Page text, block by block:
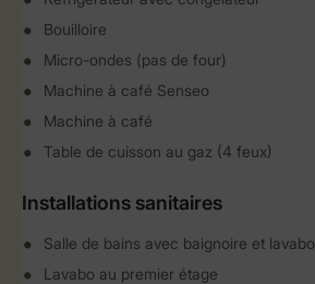
Bouilloire
Micro-ondes (pas de four)
Machine à café Senseo
Machine à café
Table de cuisson au gaz (4 feux)
Installations sanitaires
Salle de bains avec baignoire et lavabo
Lavabo au premier étage